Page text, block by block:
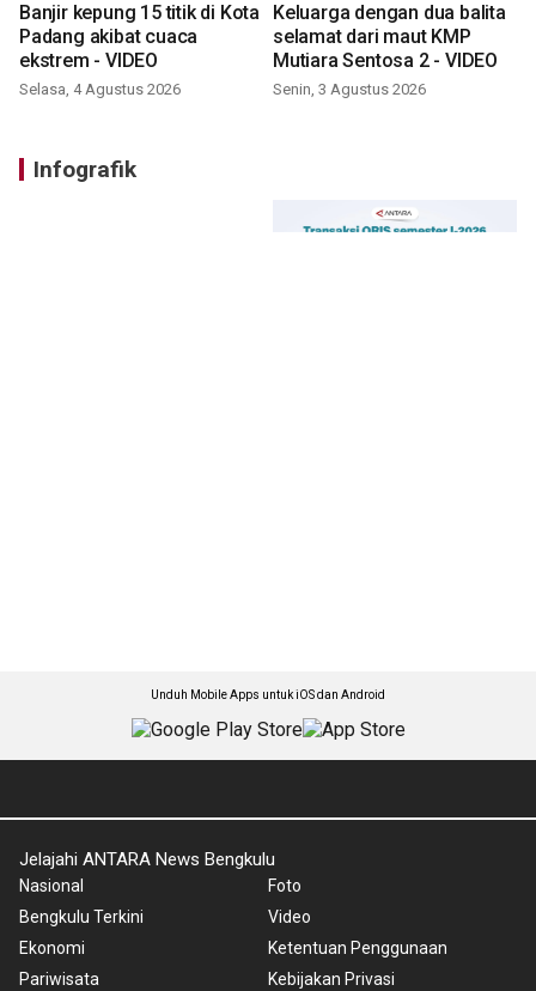
Banjir kepung 15 titik di Kota
Padang akibat cuaca
ekstrem - VIDEO
Selasa, 4 Agustus 2026
Keluarga dengan dua balita
selamat dari maut KMP
Mutiara Sentosa 2 - VIDEO
Senin, 3 Agustus 2026
Infografik
Unduh Mobile Apps untuk iOS dan Android
Jelajahi ANTARA News Bengkulu
Nasional
Bengkulu Terkini
Ekonomi
Pariwisata
Foto
Video
Ketentuan Penggunaan
Kebijakan Privasi